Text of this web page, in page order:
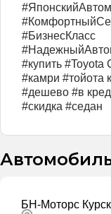
#БизнесКласс
#купить #Toyota
#камри #тойота
#дешево #в
#скидка #седан
БН-Моторс Курск